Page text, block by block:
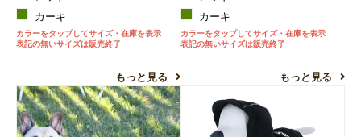
カーキ
カラーをタップしてサイズ・在庫を表示
表記の無いサイズは販売終了
もっと見る
カーキ
カラーをタップしてサイズ・在庫を表示
表記の無いサイズは販売終了
もっと見る